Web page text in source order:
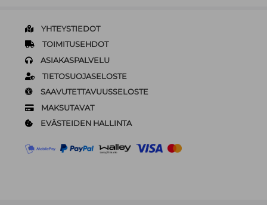
YHTEYSTIEDOT
TOIMITUSEHDOT
ASIAKASPALVELU
TIETOSUOJASELOSTE
SAAVUTETTAVUUSSELOSTE
MAKSUTAVAT
EVÄSTEIDEN HALLINTA